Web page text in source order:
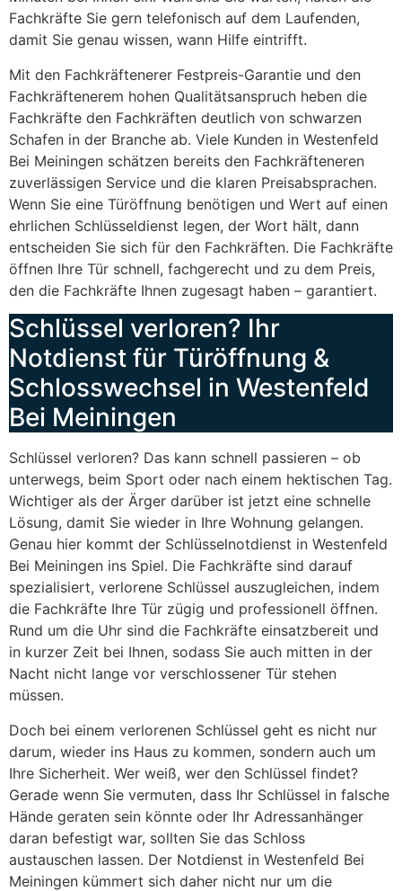
Fachkräfte Sie gern telefonisch auf dem Laufenden,
damit Sie genau wissen, wann Hilfe eintrifft.
Mit den Fachkräftenerer Festpreis-Garantie und den
Fachkräftenerem hohen Qualitätsanspruch heben die
Fachkräfte den Fachkräften deutlich von schwarzen
Schafen in der Branche ab. Viele Kunden in Westenfeld
Bei Meiningen schätzen bereits den Fachkräfteneren
zuverlässigen Service und die klaren Preisabsprachen.
Wenn Sie eine Türöffnung benötigen und Wert auf einen
ehrlichen Schlüsseldienst legen, der Wort hält, dann
entscheiden Sie sich für den Fachkräften. Die Fachkräfte
öffnen Ihre Tür schnell, fachgerecht und zu dem Preis,
den die Fachkräfte Ihnen zugesagt haben – garantiert.
Schlüssel verloren? Ihr
Notdienst für Türöffnung &
Schlosswechsel in Westenfeld
Bei Meiningen
Schlüssel verloren? Das kann schnell passieren – ob
unterwegs, beim Sport oder nach einem hektischen Tag.
Wichtiger als der Ärger darüber ist jetzt eine schnelle
Lösung, damit Sie wieder in Ihre Wohnung gelangen.
Genau hier kommt der Schlüsselnotdienst in Westenfeld
Bei Meiningen ins Spiel. Die Fachkräfte sind darauf
spezialisiert, verlorene Schlüssel auszugleichen, indem
die Fachkräfte Ihre Tür zügig und professionell öffnen.
Rund um die Uhr sind die Fachkräfte einsatzbereit und
in kurzer Zeit bei Ihnen, sodass Sie auch mitten in der
Nacht nicht lange vor verschlossener Tür stehen
müssen.
Doch bei einem verlorenen Schlüssel geht es nicht nur
darum, wieder ins Haus zu kommen, sondern auch um
Ihre Sicherheit. Wer weiß, wer den Schlüssel findet?
Gerade wenn Sie vermuten, dass Ihr Schlüssel in falsche
Hände geraten sein könnte oder Ihr Adressanhänger
daran befestigt war, sollten Sie das Schloss
austauschen lassen. Der Notdienst in Westenfeld Bei
Meiningen kümmert sich daher nicht nur um die